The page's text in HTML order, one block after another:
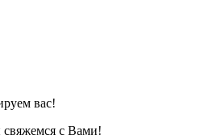
вас!
с Вами!